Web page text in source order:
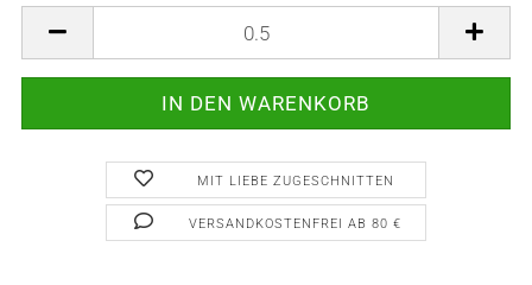
MIT LIEBE ZUGESCHNITTEN
VERSANDKOSTENFREI AB 80 €